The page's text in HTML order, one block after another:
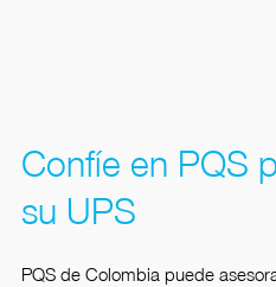
Confíe en PQS
su UPS
PQS de Colombia puede